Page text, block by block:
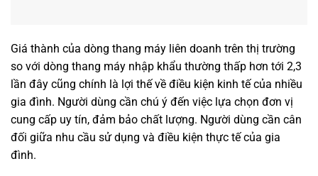
Giá thành của dòng thang máy liên doanh trên thị trường
so với dòng thang máy nhập khẩu thường thấp hơn tới 2,3
lần đây cũng chính là lợi thế về điều kiện kinh tế của nhiều
gia đình. Người dùng cần chú ý đến việc lựa chọn đơn vị
cung cấp uy tín, đảm bảo chất lượng. Người dùng cần cân
đối giữa nhu cầu sử dụng và điều kiện thực tế của gia
đình.